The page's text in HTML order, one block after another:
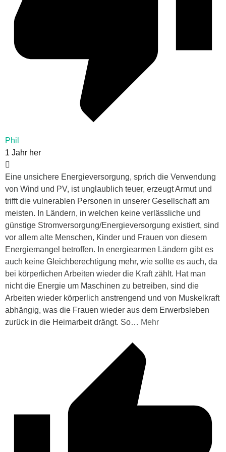
Phil
1 Jahr her
Eine unsichere Energieversorgung, sprich die Verwendung
von Wind und PV, ist unglaublich teuer, erzeugt Armut und
trifft die vulnerablen Personen in unserer Gesellschaft am
meisten. In Ländern, in welchen keine verlässliche und
günstige Stromversorgung/Energieversorgung existiert, sind
vor allem alte Menschen, Kinder und Frauen von diesem
Energiemangel betroffen. In energiearmen Ländern gibt es
auch keine Gleichberechtigung mehr, wie sollte es auch, da
bei körperlichen Arbeiten wieder die Kraft zählt. Hat man
nicht die Energie um Maschinen zu betreiben, sind die
Arbeiten wieder körperlich anstrengend und von Muskelkraft
abhängig, was die Frauen wieder aus dem Erwerbsleben
zurück in die Heimarbeit drängt. So… Mehr